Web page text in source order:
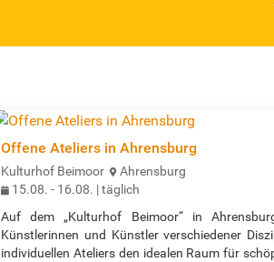
Offene Ateliers in Ahrensburg
Kulturhof Beimoor
Ahrensburg
15.08. - 16.08. | täglich
Auf dem „Kulturhof Beimoor“ in
Künstlerinnen und Künstler verschiedener
individuellen Ateliers den idealen Raum für